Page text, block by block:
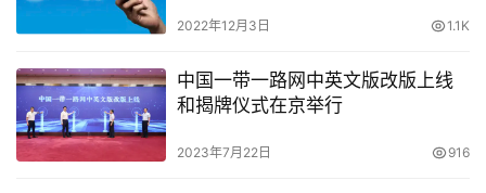
2022年12月3日 1.1K
中国一带一路网中英文版改版上线
和揭牌仪式在京举行
2023年7月22日 916